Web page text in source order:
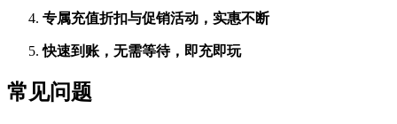
专属充值折扣与促销活动，实惠不断
快速到账，无需等待，即充即玩
常见问题